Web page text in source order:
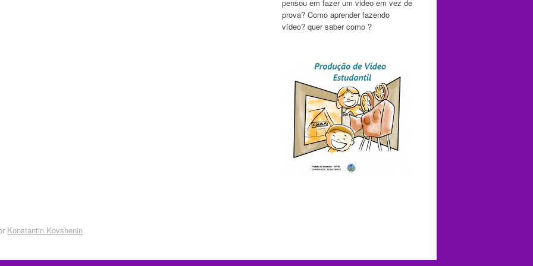
pensou em fazer um video em vez de
prova? Como aprender fazendo
vídeo? quer saber como ?
Konstantin Kovshenin